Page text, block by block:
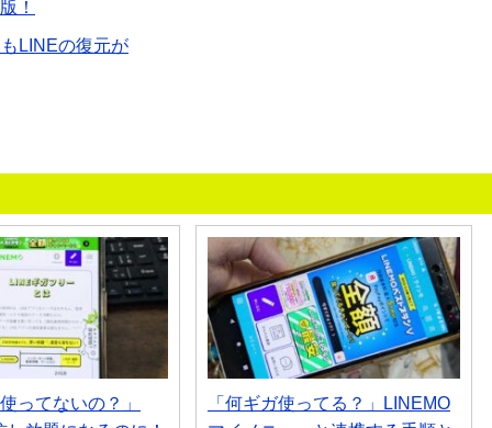
！
LINEの復元が
ってないの？」
「何ギガ使ってる？」LINEMO